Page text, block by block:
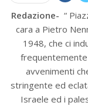
Redazione- “
cara a Pietro
1948, che ci
avvenimenti
stringente ed
Israele ed i